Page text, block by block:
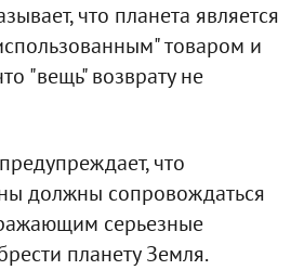
что планета является
товаром и
"вещь" возврату не
что
должны сопровождаться
серьезные
планету Земля.